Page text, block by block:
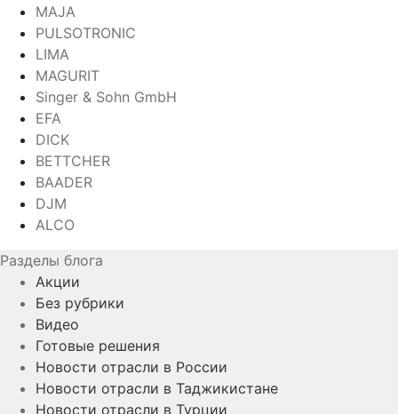
MAJA
PULSOTRONIC
LIMA
MAGURIT
Singer & Sohn GmbH
EFA
DICK
BETTCHER
BAADER
DJM
ALCO
Разделы блога
Акции
Без рубрики
Видео
Готовые решения
Новости отрасли в России
Новости отрасли в Таджикистане
Новости отрасли в Турции